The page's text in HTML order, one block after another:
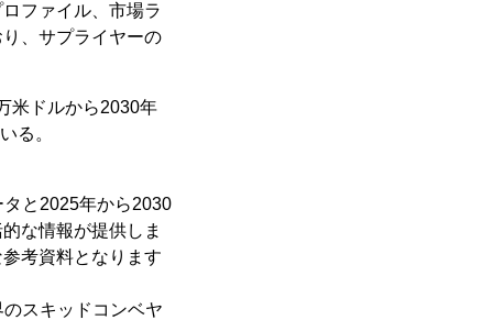
ファイル、市場ラ
、サプライヤーの
米ドルから2030年
る。
タと2025年から2030
な情報が提供しま
考資料となります
スキッドコンベヤ